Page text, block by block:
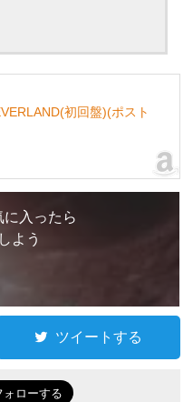
初回盤)(ポスト
入ったら
よう
ツイートする